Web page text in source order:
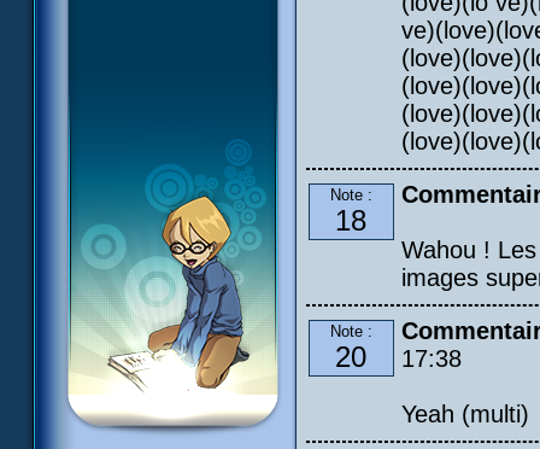
Note :
18
Wahou !
images
Note :
20
17:38
Yeah (multi)